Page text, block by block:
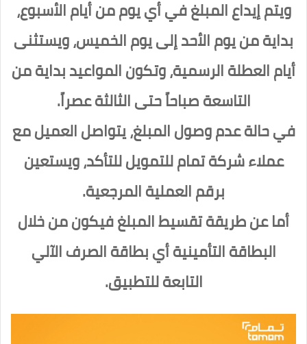
ويتم إيداع المبلغ في أي يوم من أيام الأسبوع،
بداية من يوم الأحد إلى يوم الخميس، ويستثنى
أيام العطلة الرسمية، وتكون المواعيد بداية من
التاسعة صباحاً حتى الثالثة عصراً.
في حالة عدم وصول المبلغ، يتواصل العميل مع
عملاء شركة تمام للتمويل للتأكد، ويستعين
برقم العملية المرجعية.
أما عن طريقة تقسيط المبلغ فيكون من خلال
البطاقة التأمينية أي بطاقة الصرف الآلي
التابعة للتطبيق.